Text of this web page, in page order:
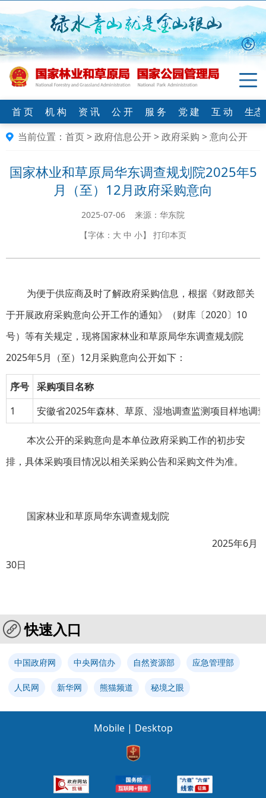
首 页 机 构 资 讯 公 开 服 务 党 建 互 动
生
当前位置： 首页>政府信息公开>政府采购 >意向公开
国家林业和草原局华东调查规划院2025年5
月（至）12月政府采购意向
2025-07-06 来源：华东院
【字体： 大 中 小】 打印本页
为便于供应商及时了解政府采购信息，根据《财政部关
于开展政府采购意向公开工作的通知》（财库〔2020〕10
号）等有关规定，现将国家林业和草原局华东调查规划院
2025年5月（至）12月采购意向公开如下：
序号 采购项目名称
1
安徽省2025年森林、草原、湿地调查监测项目样地调
本次公开的采购意向是本单位政府采购工作的初步安
排，具体采购项目情况以相关采购公告和采购文件为准。
国家林业和草原局华东调查规划院
2025年6月
30日
快速入口
中国政府网 中央网信办 自然资源部 应急管理部
人民网 新华网 熊猫频道 秘境之眼
Mobile | Desktop